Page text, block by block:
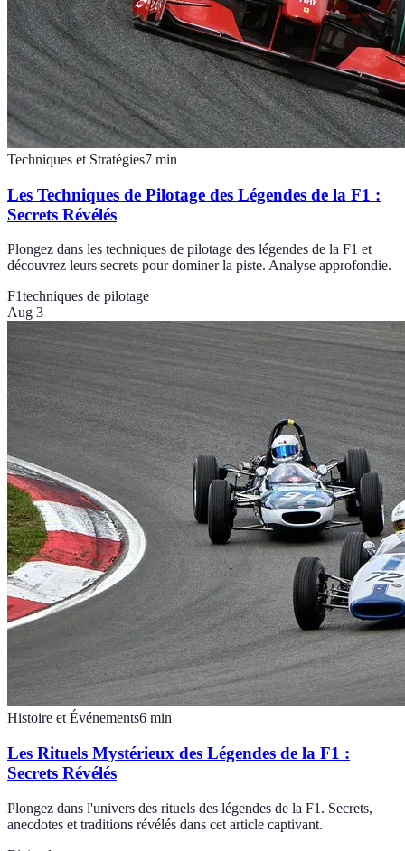
Techniques et Stratégies7 min
Les Techniques de Pilotage des Légendes de la F1 :
Secrets Révélés
Plongez dans les techniques de pilotage des légendes de la F1 et
découvrez leurs secrets pour dominer la piste. Analyse approfondie.
F1techniques de pilotage
Aug 3
Histoire et Événements6 min
Les Rituels Mystérieux des Légendes de la F1 :
Secrets Révélés
Plongez dans l'univers des rituels des légendes de la F1. Secrets,
anecdotes et traditions révélés dans cet article captivant.